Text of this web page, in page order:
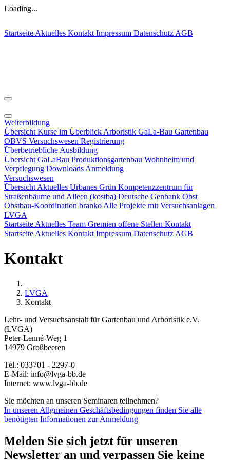
Loading...
Startseite Aktuelles Kontakt Impressum Datenschutz AGB
Weiterbildung
Übersicht Kurse im Überblick Arboristik GaLa-Bau Gartenbau
OBVS Versuchswesen Registrierung
Überbetriebliche Ausbildung
Übersicht GaLaBau Produktionsgartenbau Wohnheim und
Verpflegung Downloads Anmeldung
Versuchswesen
Übersicht Aktuelles Urbanes Grün Kompetenzzentrum für
Straßenbäume und Alleen (kostba) Deutsche Genbank Obst
Obstbau-Koordination branko Alle Projekte mit Versuchsanlagen
LVGA
Startseite Aktuelles Team Gremien offene Stellen Kontakt
Startseite Aktuelles Kontakt Impressum Datenschutz AGB
Kontakt
LVGA
Kontakt
Lehr- und Versuchsanstalt für Gartenbau und Arboristik e.V.
(LVGA)
Peter-Lenné-Weg 1
14979 Großbeeren
Tel.: 033701 - 2297-0
E-Mail: info@lvga-bb.de
Internet: www.lvga-bb.de
Sie möchten an unseren Seminaren teilnehmen?
In unseren Allgmeinen Geschäftsbedingungen finden Sie alle
benötigten Informationen zur Anmeldung
Melden Sie sich jetzt für unseren
Newsletter an und verpassen Sie keine